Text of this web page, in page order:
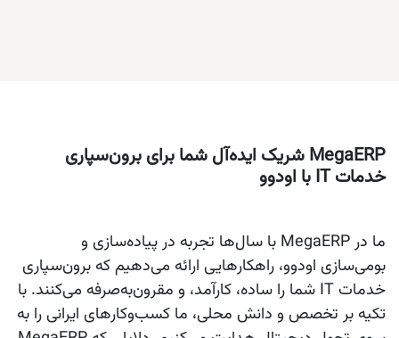
MegaERP شریک ایده‌آل شما برای برون‌سپاری
خدمات IT با اودوو
ما در MegaERP با سال‌ها تجربه در پیاده‌سازی و
بومی‌سازی اودوو، راهکارهایی ارائه می‌دهیم که برون‌سپاری
خدمات IT شما را ساده، کارآمد، و مقرون‌به‌صرفه می‌کنند. با
تکیه بر تخصص و دانش محلی، ما کسب‌وکارهای ایرانی را به